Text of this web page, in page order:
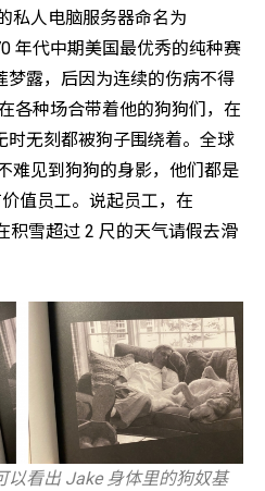
私人电脑服务器命名为
年代中期美国最优秀的纯种赛
梦露，后因为连续的伤病不得
各种场合带着他的狗狗们，在
时无刻都被狗子围绕着。全球
难见到狗狗的身影，他们都是
值员工。说起员工，在
积雪超过 2 尺的天气请假去滑
以看出 Jake 身体里的狗奴基